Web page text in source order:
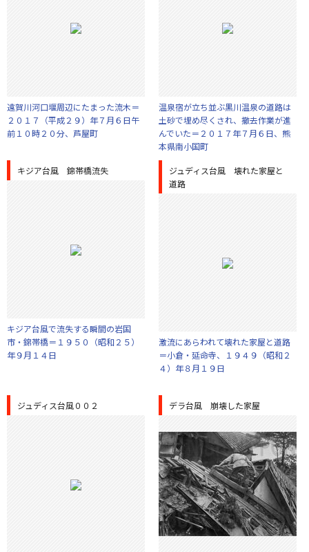
遠賀川河口堰周辺にたまった流木＝
２０１７（平成２９）年７月６日午
前１０時２０分、芦屋町
温泉宿が立ち並ぶ黒川温泉の道路は
土砂で埋め尽くされ、撤去作業が進
んでいた＝２０１７年７月６日、熊
本県南小国町
キジア台風 錦帯橋流失
キジア台風で流失する瞬間の岩国
市・錦帯橋＝１９５０（昭和２５）
年９月１４日
ジュディス台風 壊れた家屋と
道路
激流にあらわれて壊れた家屋と道路
＝小倉・延命寺、１９４９（昭和２
４）年８月１９日
ジュディス台風００２ デラ台風 崩壊した家屋